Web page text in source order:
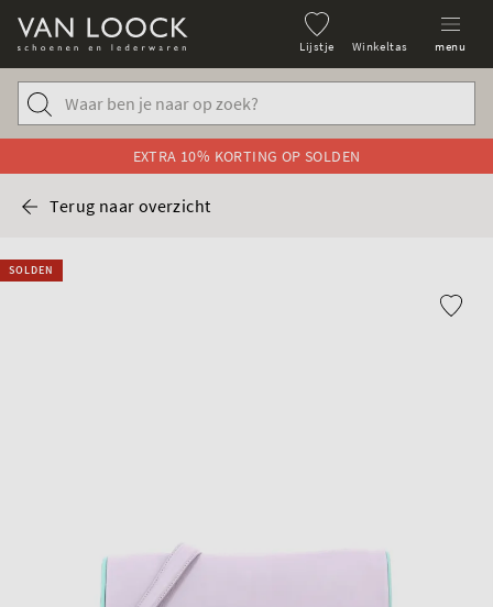
Lijstje Winkeltas menu
EXTRA 10% KORTING OP SOLDEN
Terug naar overzicht
SOLDEN